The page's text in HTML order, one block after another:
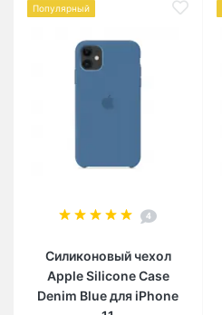
Популярный
4
Силиконовый чехол
Apple Silicone Case
Denim Blue для iPhone